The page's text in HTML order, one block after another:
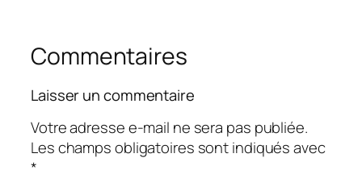
Commentaires
Laisser un commentaire
Votre adresse e-mail ne sera pas publiée.
Les champs obligatoires sont indiqués avec
*